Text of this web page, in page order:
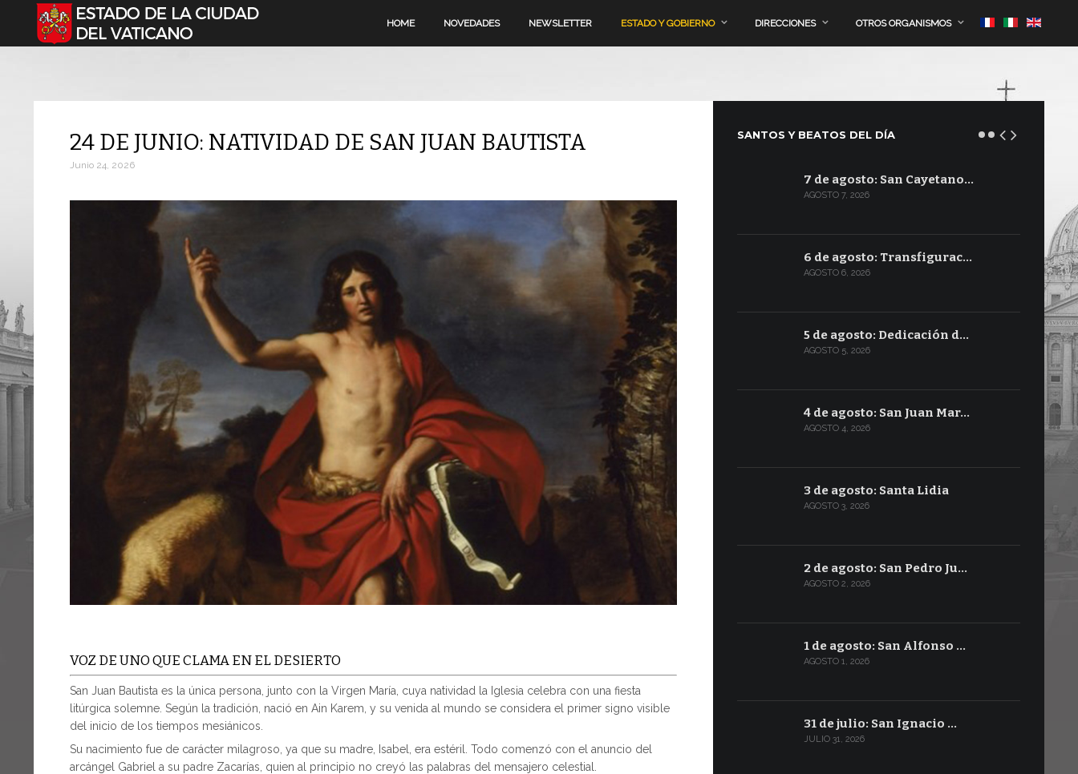
Seleccione su idioma HOME NOVEDADES NEWSLETTER ESTADO Y GOBIERNO DIRECCIONES OTROS ORGANISMOS
24 DE JUNIO: NATIVIDAD DE SAN JUAN BAUTISTA
Junio 24, 2026
VOZ DE UNO QUE CLAMA EN EL DESIERTO
San Juan Bautista es la única persona, junto con la Virgen María, cuya natividad la Iglesia celebra con una fiesta
litúrgica solemne. Según la tradición, nació en Ain Karem, y su venida al mundo se considera el primer signo visible
del inicio de los tiempos mesiánicos.
Su nacimiento fue de carácter milagroso, ya que su madre, Isabel, era estéril. Todo comenzó con el anuncio del
arcángel Gabriel a su padre Zacarías, quien al principio no creyó las palabras del mensajero celestial.
SANTOS Y BEATOS DEL DÍA
7 de agosto: San Cayetano…
AGOSTO 7, 2026
6 de agosto: Transfigurac…
AGOSTO 6, 2026
5 de agosto: Dedicación d…
AGOSTO 5, 2026
4 de agosto: San Juan Mar…
AGOSTO 4, 2026
3 de agosto: Santa Lidia
AGOSTO 3, 2026
2 de agosto: San Pedro Ju…
AGOSTO 2, 2026
1 de agosto: San Alfonso …
AGOSTO 1, 2026
31 de julio: San Ignacio …
JULIO 31, 2026